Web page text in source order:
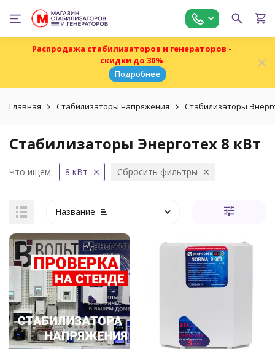
Распродажа стабилизаторов и генераторов -
скидки до 30%
Подробнее
Главная Стабилизаторы напряжения Стабилизаторы
Стабилизаторы Энерготех 8 кВт
Что ищем: 8 кВт Сбросить фильтры
Название